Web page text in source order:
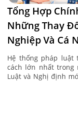
Tổng Hợp
Những Thay
Nghiệp Và Cá
Hệ thống pháp luật
cách lớn nhất trong
Luật và Nghị định